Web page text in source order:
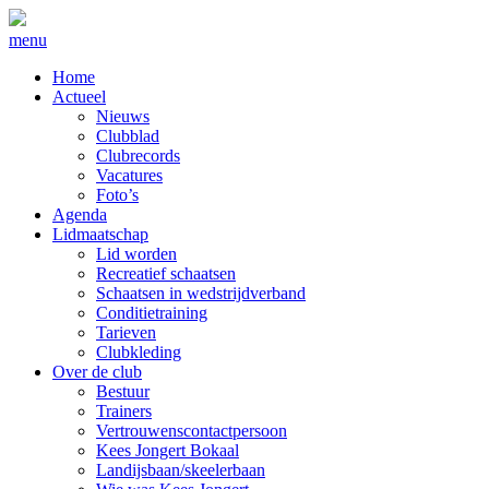
menu
Home
Actueel
Nieuws
Clubblad
Clubrecords
Vacatures
Foto’s
Agenda
Lidmaatschap
Lid worden
Recreatief schaatsen
Schaatsen in wedstrijdverband
Conditietraining
Tarieven
Clubkleding
Over de club
Bestuur
Trainers
Vertrouwenscontactpersoon
Kees Jongert Bokaal
Landijsbaan/skeelerbaan